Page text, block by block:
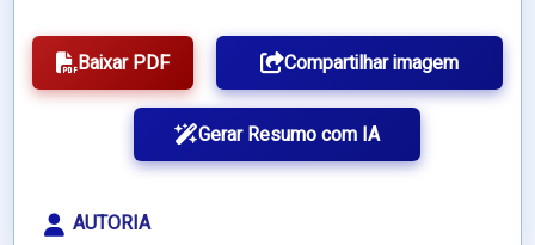
Baixar PDF Compartilhar imagem
Gerar Resumo com IA
AUTORIA